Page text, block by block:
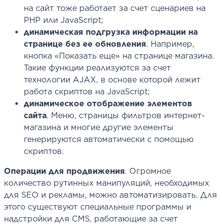
на сайт тоже работает за счет сценариев на
PHP или JavaScript;
динамическая подгрузка информации на
странице без ее обновления. Например,
кнопка «Показать еще» на странице магазина.
Такие функции реализуются за счет
технологии AJAX, в основе которой лежит
работа скриптов на JavaScript;
динамическое отображение элементов
сайта. Меню, страницы фильтров интернет-
магазина и многие другие элементы
генерируются автоматически с помощью
скриптов.
Операции для продвижения. Огромное
количество рутинных манипуляций, необходимых
для SEO и рекламы, можно автоматизировать. Для
этого существуют специальные программы и
надстройки для CMS, работающие за счет